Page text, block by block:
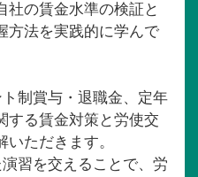
社の賃金水準の検証と
方法を実践的に学んで
制賞与・退職金、定年
する賃金対策と労使交
ただきます。
習を交えることで、労